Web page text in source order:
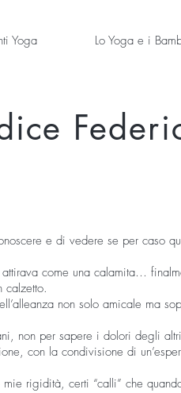
Yoga Lo Yoga e i
e di vedere se per caso
come una calamita…
calzetto.
non solo amicale ma
non per sapere i dolori degli
con la condivisione di
rigidità, certi “calli” che